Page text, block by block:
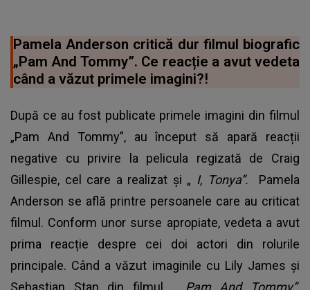
Pamela Anderson critică dur filmul biografic
„Pam And Tommy”. Ce reacție a avut vedeta
când a văzut primele imagini?!
După ce au fost publicate primele imagini din filmul
„Pam And Tommy”, au început să apară reacții
negative cu privire la pelicula regizată de Craig
Gillespie, cel care a realizat și „ I, Tonya”.
Pamela
Anderson se află printre persoanele care au criticat
filmul. Conform unor surse apropiate, vedeta a avut
prima reacție despre cei doi actori din rolurile
principale. Când a văzut imaginile cu Lily James și
Sebastian Stan din filmul „
Pam And Tommy”,